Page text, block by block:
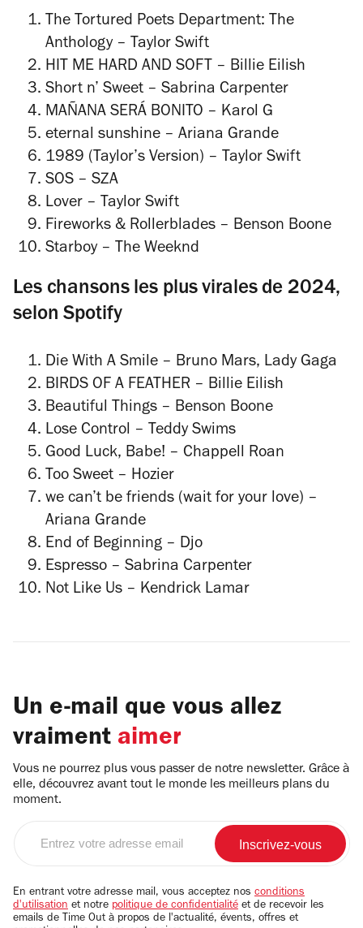
The Tortured Poets Department: The
Anthology– Taylor Swift
HIT ME HARD AND SOFT – Billie Eilish
Short n’ Sweet – Sabrina Carpenter
MAÑANA SERÁ BONITO – Karol G
eternal sunshine – Ariana Grande
1989 (Taylor’s Version) – Taylor Swift
SOS – SZA
Lover – Taylor Swift
Fireworks & Rollerblades – Benson Boone
Starboy– The Weeknd
Les chansons les plus virales de 2024,
selon Spotify
Die With A Smile – Bruno Mars, Lady Gaga
BIRDS OF A FEATHER – Billie Eilish
Beautiful Things – Benson Boone
Lose Control – Teddy Swims
Good Luck, Babe! – Chappell Roan
Too Sweet – Hozier
we can’t be friends (wait for your love) –
Ariana Grande
End of Beginning – Djo
Espresso – Sabrina Carpenter
Not Like Us – Kendrick Lamar
Un e-mail que vous allez
vraiment aimer
Vous ne pourrez plus vous passer de notre newsletter. Grâce à
elle, découvrez avant tout le monde les meilleurs plans du
moment.
email
En entrant votre adresse mail, vous acceptez nos conditions
d'utilisation et notre politique de confidentialité et de recevoir les
emails de Time Out à propos de l'actualité, évents, offres et